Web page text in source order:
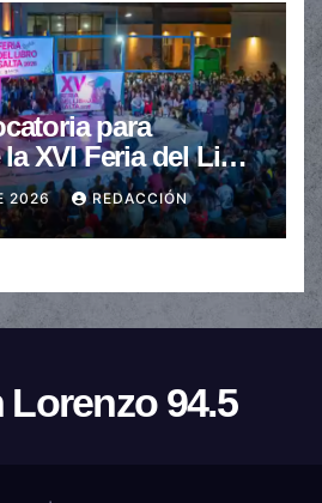
para
XVI Feria del Libro
2026 REDACCIÓN
Lorenzo 94.5